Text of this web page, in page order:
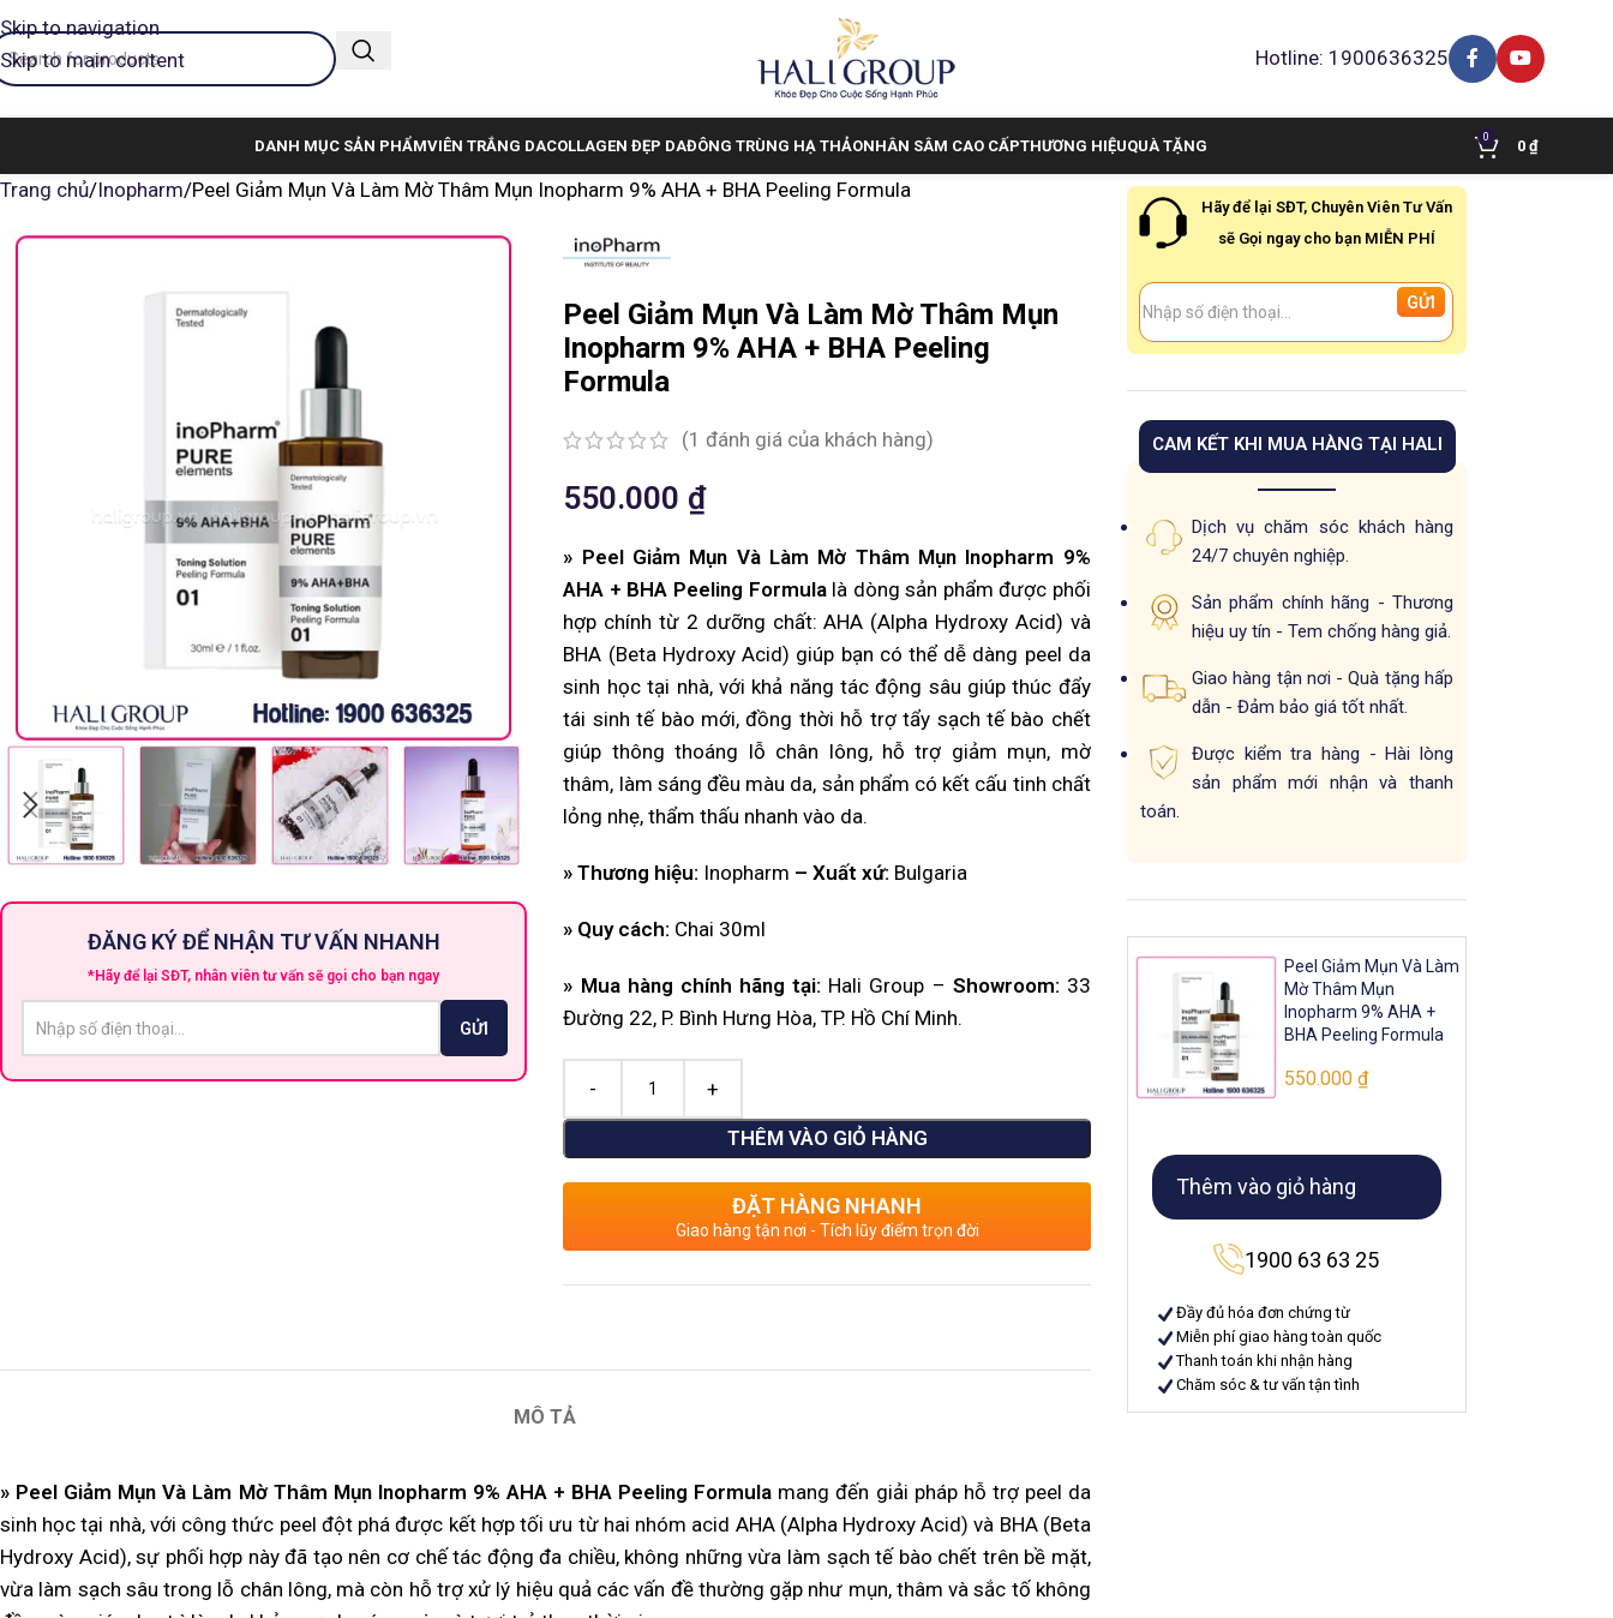
Skip to navigation
Skip to main content
Hotline: 1900636325
DANH MỤC SẢN PHẨMVIÊN TRẮNG DACOLLAGEN ĐẸP DAĐÔNG TRÙNG HẠ THẢONHÂN SÂM CAO CẤPTHƯƠNG HIỆUQUÀ TẶNG 0
0 ₫
Trang chủ Inopharm Peel Giảm Mụn Và Làm Mờ Thâm Mụn Inopharm 9% AHA + BHA Peeling Formula
ĐĂNG KÝ ĐỂ NHẬN TƯ VẤN NHANH
*Hãy để lại SĐT, nhân viên tư vấn sẽ gọi cho bạn ngay
Peel Giảm Mụn Và Làm Mờ Thâm Mụn
Inopharm 9% AHA + BHA Peeling
Formula
(1 đánh giá của khách hàng)
550.000 ₫
» Peel Giảm Mụn Và Làm Mờ Thâm Mụn Inopharm 9%
AHA + BHA Peeling Formula là dòng sản phẩm được phối
hợp chính từ 2 dưỡng chất: AHA (Alpha Hydroxy Acid) và
BHA (Beta Hydroxy Acid) giúp bạn có thể dễ dàng peel da
sinh học tại nhà, với khả năng tác động sâu giúp thúc đẩy
tái sinh tế bào mới, đồng thời hỗ trợ tẩy sạch tế bào chết
giúp thông thoáng lỗ chân lông, hỗ trợ giảm mụn, mờ
thâm, làm sáng đều màu da, sản phẩm có kết cấu tinh chất
lỏng nhẹ, thẩm thấu nhanh vào da.
» Thương hiệu: Inopharm – Xuất xứ: Bulgaria
» Quy cách: Chai 30ml
» Mua hàng chính hãng tại: Hali Group – Showroom: 33
Đường 22, P. Bình Hưng Hòa, TP. Hồ Chí Minh.
THÊM VÀO GIỎ HÀNG
ĐẶT HÀNG NHANH
Giao hàng tận nơi - Tích lũy điểm trọn đời
MÔ TẢ
» Peel Giảm Mụn Và Làm Mờ Thâm Mụn Inopharm 9% AHA + BHA Peeling Formula mang đến giải pháp hỗ trợ peel da
sinh học tại nhà, với công thức peel đột phá được kết hợp tối ưu từ hai nhóm acid AHA (Alpha Hydroxy Acid) và BHA (Beta
Hydroxy Acid), sự phối hợp này đã tạo nên cơ chế tác động đa chiều, không những vừa làm sạch tế bào chết trên bề mặt,
vừa làm sạch sâu trong lỗ chân lông, mà còn hỗ trợ xử lý hiệu quả các vấn đề thường gặp như mụn, thâm và sắc tố không
Hãy để lại SĐT, Chuyên Viên Tư Vấn
sẽ Gọi ngay cho bạn MIỄN PHÍ
CAM KẾT KHI MUA HÀNG TẠI HALI
Dịch vụ chăm sóc khách hàng
24/7 chuyên nghiệp.
Sản phẩm chính hãng - Thương
hiệu uy tín - Tem chống hàng giả.
Giao hàng tận nơi - Quà tặng hấp
dẫn - Đảm bảo giá tốt nhất.
Được kiểm tra hàng - Hài lòng
sản phẩm mới nhận và thanh
toán.
Peel Giảm Mụn Và Làm
Mờ Thâm Mụn
Inopharm 9% AHA +
BHA Peeling Formula
550.000 ₫
Thêm vào giỏ hàng
1900 63 63 25
Đầy đủ hóa đơn chứng từ
Miễn phí giao hàng toàn quốc
Thanh toán khi nhận hàng
Chăm sóc & tư vấn tận tình